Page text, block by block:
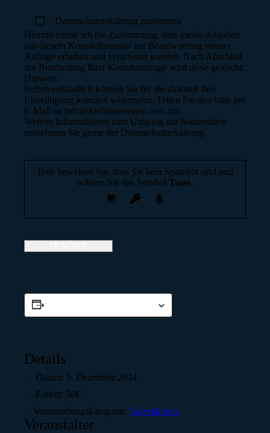
Datenschutzerklärung zustimmen
Hiermit erteile ich die Zustimmung, dass meine Angaben
aus diesem Kontaktformular zur Beantwortung meiner
Anfrage erhoben und verarbeitet werden. Nach Abschluß
der Bearbeitung Ihrer Kontaktanfrage wird diese gelöscht.
Hinweis:
Selbstverständlich können Sie für die Zukunft Ihre
Einwilligung jederzeit widerrufen. Teilen Sie dies bitte per
E-Mail an info@krohnbusreisen.com mit.
Weitere Informationen zum Umgang mit Nutzerdaten
entnehmen Sie gerne der Datenschutzerklärung.
Bitte beweisen Sie, dass Sie kein Spambot sind und
wählen Sie das Symbol Tasse.
Details
Datum: 5. Dezember 2024
Eintritt: 50€
Veranstaltungskategorie: Tagesfahrten
Veranstalter